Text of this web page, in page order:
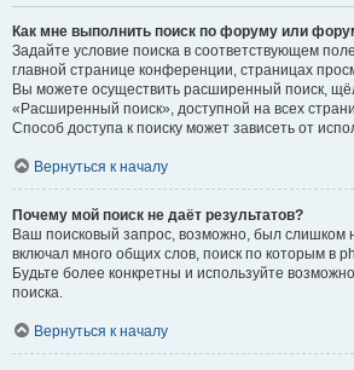
Как мне выполнить поиск по форуму или
Задайте условие поиска в соответствующем
главной странице конференции, страницах
Вы можете осуществить расширенный поиск,
«Расширенный поиск», доступной на всех
Способ доступа к поиску может зависеть от
Вернуться к началу
Почему мой поиск не даёт результатов?
Ваш поисковый запрос, возможно, был слишком
включал много общих слов, поиск по которым в
Будьте более конкретны и используйте
поиска.
Вернуться к началу